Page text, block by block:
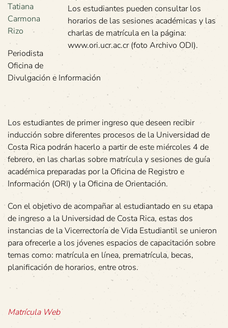
Los estudiantes pueden consultar los
horarios de las sesiones académicas y las
charlas de matrícula en la página:
www.ori.ucr.ac.cr (foto Archivo ODI).
Tatiana
Carmona
Rizo
Periodista
Oficina de
Divulgación e Información
Los estudiantes de primer ingreso que deseen recibir
inducción sobre diferentes procesos de la Universidad de
Costa Rica podrán hacerlo a partir de este miércoles 4 de
febrero, en las charlas sobre matrícula y sesiones de guía
académica preparadas por la Oficina de Registro e
Información (ORI) y la Oficina de Orientación.
Con el objetivo de acompañar al estudiantado en su etapa
de ingreso a la Universidad de Costa Rica, estas dos
instancias de la Vicerrectoría de Vida Estudiantil se unieron
para ofrecerle a los jóvenes espacios de capacitación sobre
temas como: matrícula en línea, prematrícula, becas,
planificación de horarios, entre otros.
Matrícula Web